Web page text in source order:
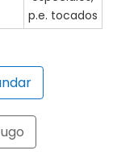
p.e. tocados